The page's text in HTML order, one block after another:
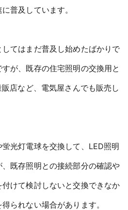
普及しています。
てはまだ普及し始めたばかりで
が、既存の住宅照明の交換用と
店など、電気屋さんでも販売し
光灯電球を交換して、LED照明
既存照明との接続部分の確認や
けて検討しないと交換できなか
られない場合があります。